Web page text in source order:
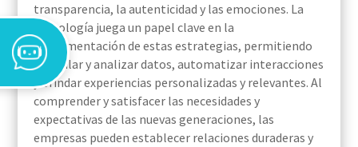
transparencia, la autenticidad y las emociones. La
tecnología juega un papel clave en la
implementación de estas estrategias, permitiendo
recopilar y analizar datos, automatizar interacciones
y brindar experiencias personalizadas y relevantes. Al
comprender y satisfacer las necesidades y
expectativas de las nuevas generaciones, las
empresas pueden establecer relaciones duraderas y